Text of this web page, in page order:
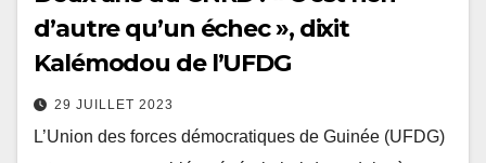
d’autre qu’un échec », dixit
Kalémodou de l’UFDG
29 JUILLET 2023
L’Union des forces démocratiques de Guinée (UFDG)